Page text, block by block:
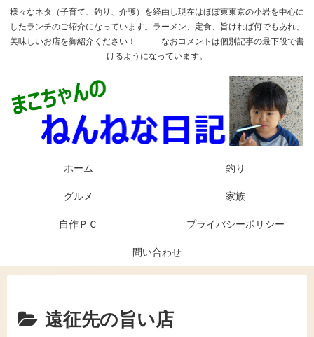
様々なネタ（子育て、釣り、介護）を経由し現在はほぼ東東京の小岩を中心に
したランチのご紹介になっています。ラーメン、定食、旨ければ何でもあれ、
美味しいお店を御紹介ください！ なおコメントは個別記事の最下段で書
けるようになっています。
ホーム 釣り
グルメ 家族
自作ＰＣ プライバシーポリシー
問い合わせ
遠征先の旨い店